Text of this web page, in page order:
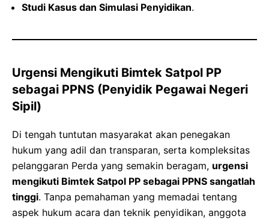
Studi Kasus dan Simulasi Penyidikan.
Urgensi Mengikuti Bimtek Satpol PP
sebagai PPNS (Penyidik Pegawai Negeri
Sipil)
Di tengah tuntutan masyarakat akan penegakan
hukum yang adil dan transparan, serta kompleksitas
pelanggaran Perda yang semakin beragam, urgensi
mengikuti Bimtek Satpol PP sebagai PPNS sangatlah
tinggi. Tanpa pemahaman yang memadai tentang
aspek hukum acara dan teknik penyidikan, anggota